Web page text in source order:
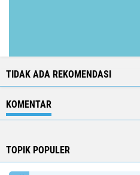
TIDAK ADA REKOMENDASI
KOMENTAR
TOPIK POPULER